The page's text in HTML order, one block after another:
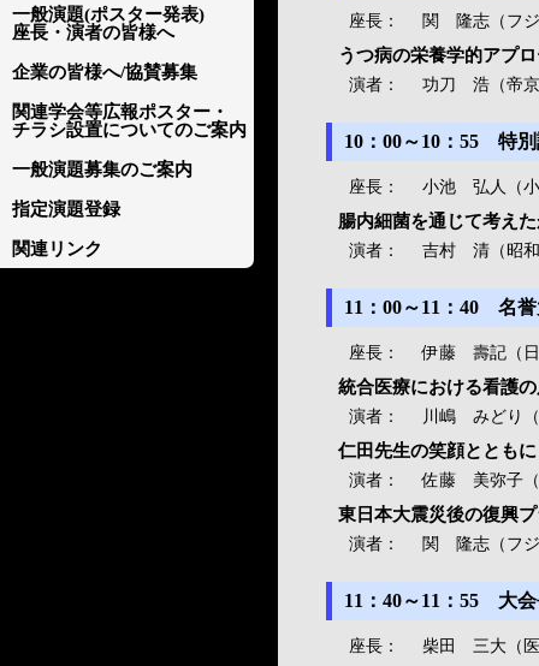
一般演題(ポスター発表)
座長・演者の皆様へ
企業の皆様へ/協賛募集
関連学会等広報ポスター・
チラシ設置についてのご案内
一般演題募集のご案内
指定演題登録
関連リンク
座長： 関 隆志（フ
うつ病の栄養学的アプ
演者： 功刀 浩（帝京
10：00～10：55 特
座長： 小池 弘人（小
腸内細菌を通じて考え
演者： 吉村 清（昭和
11：00～11：40 名
座長： 伊藤 壽記（日
統合医療における看護
演者： 川嶋 みどり（
仁田先生の笑顔ととも
演者： 佐藤 美弥子（
東日本大震災後の復興
演者： 関 隆志（フジ
11：40～11：55 大
座長： 柴田 三大（医